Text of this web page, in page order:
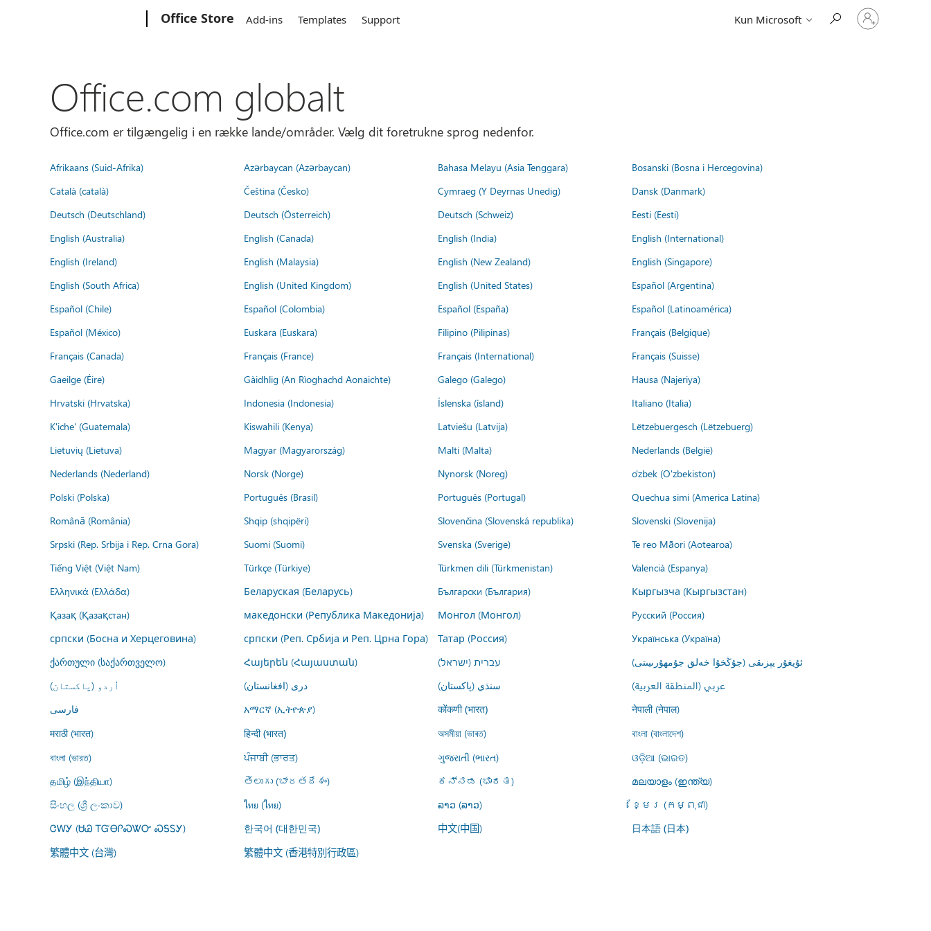
Office Store Add-ins Templates Support Kun Microsoft
Log
på
din
Office.com globalt
Office.com er tilgængelig i en række lande/områder. Vælg dit foretrukne sprog nedenfor.
Afrikaans (Suid-Afrika) Azərbaycan (Azərbaycan) Bahasa Melayu (Asia Tenggara)
Bosanski (Bosna i Hercegovina)
Català (català)
Čeština (Česko) Cymraeg (Y Deyrnas Unedig)
Dansk (Danmark)
Deutsch (Deutschland)
Deutsch (Österreich) Deutsch (Schweiz)
Eesti (Eesti)
English (Australia)
English (Canada) English (India)
English (International)
English (Ireland)
English (Malaysia) English (New Zealand)
English (Singapore)
English (South Africa)
English (United Kingdom) English (United States)
Español (Argentina)
Español (Chile)
Español (Colombia) Español (España)
Español (Latinoamérica)
Español (México)
Euskara (Euskara) Filipino (Pilipinas)
Français (Belgique)
Français (Canada)
Français (France) Français (International)
Français (Suisse)
Gaeilge (Éire)
Gàidhlig (An Rìoghachd Aonaichte) Galego (Galego)
Hausa (Najeriya)
Hrvatski (Hrvatska)
Indonesia (Indonesia) Íslenska (ísland)
Italiano (Italia)
K'iche' (Guatemala)
Kiswahili (Kenya) Latviešu (Latvija)
Lëtzebuergesch (Lëtzebuerg)
Lietuvių (Lietuva)
Magyar (Magyarország) Malti (Malta)
Nederlands (België)
Nederlands (Nederland)
Norsk (Norge) Nynorsk (Noreg)
o'zbek (O'zbekiston)
Polski (Polska)
Português (Brasil) Português (Portugal)
Quechua simi (America Latina)
Română (România)
Shqip (shqipëri) Slovenčina (Slovenská republika)
Slovenski (Slovenija)
Srpski (Rep. Srbija i Rep. Crna Gora)
Suomi (Suomi) Svenska (Sverige)
Te reo Māori (Aotearoa)
Tiếng Việt (Việt Nam)
Türkçe (Türkiye) Türkmen dili (Türkmenistan)
Valencià (Espanya)
Ελληνικά (Ελλάδα)
Беларуская (Беларусь) Български (България)
Кыргызча (Кыргызстан)
Қазақ (Қазақстан)
македонски (Република Македонија) Монгол (Монгол)
Русский (Россия)
српски (Босна и Херцеговина)
српски (Реп. Србија и Реп. Црна Гора) Татар (Россия)
Українська (Україна)
ქართული (საქართველო)
Հայերեն (Հայաստան) עברית (ישראל)
ئۇيغۇر يېزىقى (جۇڭخۇا خەلق جۇمھۇرىيىتى)
اُردو (پاکستان)
درى (افغانستان) سنڌي (پاکستان)
عربي (المنطقة العربية)
فارسى
አማርኛ (ኢትዮጵያ) कोंकणी (भारत)
नेपाली (नेपाल)
मराठी (भारत)
हिन्दी (भारत) অসমীয়া (ভাৰত)
বাংলা (বাংলাদেশ)
বাংলা (ভারত)
ਪੰਜਾਬੀ (ਭਾਰਤ) ગુજરાતી (ભારત)
ଓଡ଼ିଆ (ଭାରତ)
தமிழ் (இந்தியா)
తెలుగు (భారతదేశం) ಕನ್ನಡ (ಭಾರತ)
മലയാളം (ഇന്ത്യ)
සිංහල (ශ්‍රී ලංකාව)
ไทย (ไทย) ລາວ (ລາວ)
ខ្មែរ (កម្ពុជា)
ᏣᎳᎩ (ᏌᏊ ᎢᏳᎾᎵᏍᏔᏅ ᏍᎦᏚᎩ)
한국어 (대한민국) 中文(中国) 日本語 (日本)
繁體中文 (台灣) 繁體中文 (香港特別行政區)